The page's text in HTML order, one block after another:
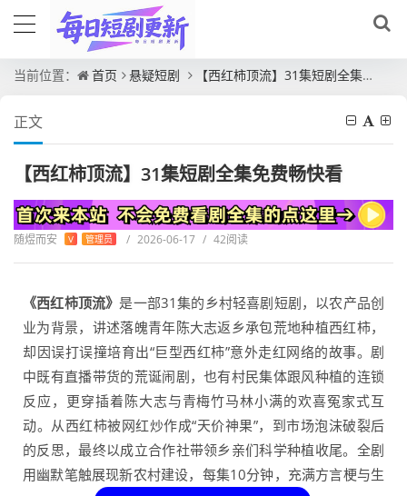
当前位置： 首页 悬疑短剧 【西红柿顶流】31集短剧全集免费畅快看
正文
【西红柿顶流】31集短剧全集免费畅快看
随煜而安 V 管理员 / 2026-06-17 / 42阅读
《西红柿顶流》 是一部31集的乡村轻喜剧短剧，以农产品创
业为背景，讲述落魄青年陈大志返乡承包荒地种植西红柿，
却因误打误撞培育出“巨型西红柿”意外走红网络的故事。剧
中既有直播带货的荒诞闹剧，也有村民集体跟风种植的连锁
反应，更穿插着陈大志与青梅竹马林小满的欢喜冤家式互
动。从西红柿被网红炒作成“天价神果”，到市场泡沫破裂后
的反思，最终以成立合作社带领乡亲们科学种植收尾。全剧
用幽默笔触展现新农村建设，每集10分钟，充满方言梗与生